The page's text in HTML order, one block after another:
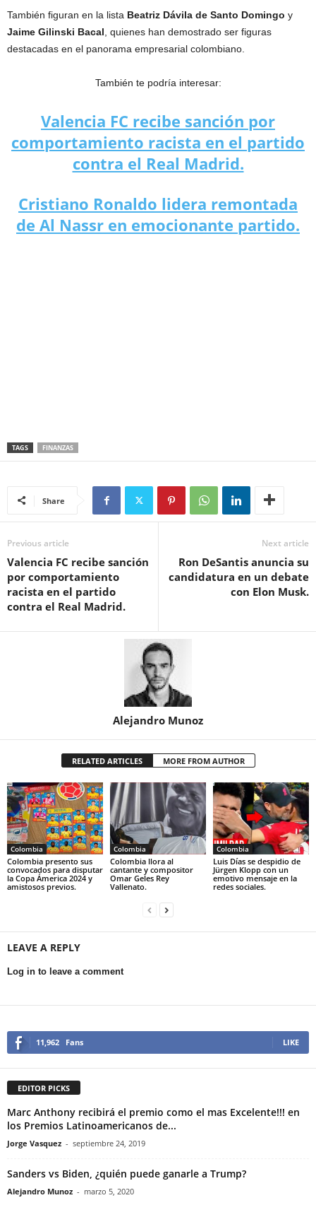
También figuran en la lista Beatriz Dávila de Santo Domingo y
Jaime Gilinski Bacal, quienes han demostrado ser figuras
destacadas en el panorama empresarial colombiano.
También te podría interesar:
Valencia FC recibe sanción por
comportamiento racista en el partido
contra el Real Madrid.
Cristiano Ronaldo lidera remontada
de Al Nassr en emocionante partido.
TAGS FINANZAS
Share
Previous article
Valencia FC recibe sanción
por comportamiento
racista en el partido
contra el Real Madrid.
Next article
Ron DeSantis anuncia su
candidatura en un debate
con Elon Musk.
Alejandro Munoz
RELATED ARTICLES MORE FROM AUTHOR
Colombia
Colombia presento sus
convocados para disputar
la Copa Ámerica 2024 y
amistosos previos.
Colombia
Colombia llora al
cantante y compositor
Omar Geles Rey
Vallenato.
Colombia
Luis Días se despidio de
Jürgen Klopp con un
emotivo mensaje en la
redes sociales.
LEAVE A REPLY
Log in to leave a comment
11,962 Fans LIKE
EDITOR PICKS
Marc Anthony recibirá el premio como el mas Excelente!!! en
los Premios Latinoamericanos de...
Jorge Vasquez - septiembre 24, 2019
Sanders vs Biden, ¿quién puede ganarle a Trump?
Alejandro Munoz - marzo 5, 2020